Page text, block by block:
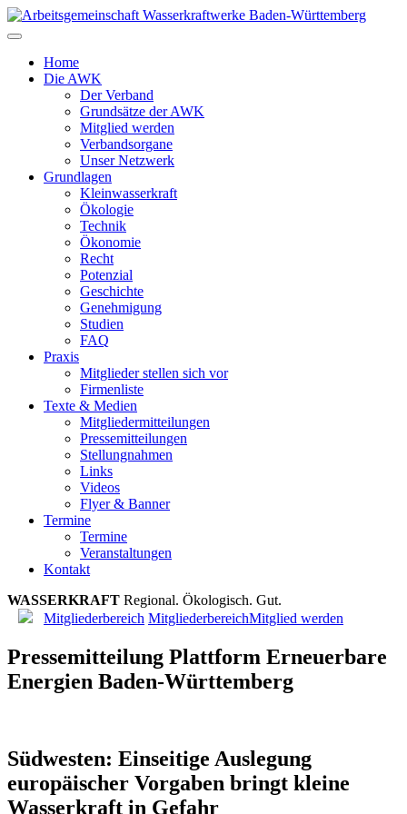
Zum
Inhalt
Home
Die AWK
Der Verband
Grundsätze der AWK
Mitglied werden
Verbandsorgane
Unser Netzwerk
Grundlagen
Kleinwasserkraft
Ökologie
Technik
Ökonomie
Recht
Potenzial
Geschichte
Genehmigung
Studien
FAQ
Praxis
Mitglieder stellen sich vor
Firmenliste
Texte & Medien
Mitgliedermitteilungen
Pressemitteilungen
Stellungnahmen
Links
Videos
Flyer & Banner
Termine
Termine
Veranstaltungen
Kontakt
WASSERKRAFT Regional. Ökologisch. Gut.
Mitgliederbereich MitgliederbereichMitglied werden
Pressemitteilung Plattform Erneuerbare
Energien Baden-Württemberg
Südwesten: Einseitige Auslegung
europäischer Vorgaben bringt kleine
Wasserkraft in Gefahr